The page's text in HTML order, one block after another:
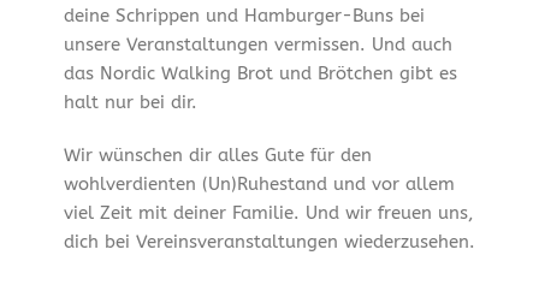
deine Schrippen und Hamburger-Buns bei
unsere Veranstaltungen vermissen. Und auch
das Nordic Walking Brot und Brötchen gibt es
halt nur bei dir.
Wir wünschen dir alles Gute für den
wohlverdienten (Un)Ruhestand und vor allem
viel Zeit mit deiner Familie. Und wir freuen uns,
dich bei Vereinsveranstaltungen wiederzusehen.